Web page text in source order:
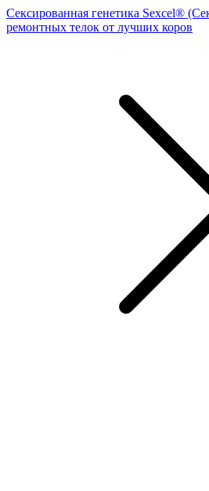
Сексированная генетика Sexcel®
ремонтных телок от лучших коров